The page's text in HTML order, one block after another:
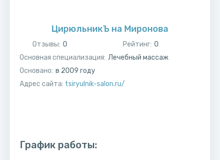
ЦирюльникЪ на Миронова
Отзывы: 0 Рейтинг: 0
Основная специализация: Лечебный массаж
Основано: в 2009 году
Адрес сайта: tsiryulnik-salon.ru/
График работы: